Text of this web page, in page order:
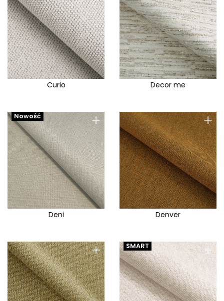
Curio Decor me
+
Nowość
Deni
+
Denver
+ +
SMART